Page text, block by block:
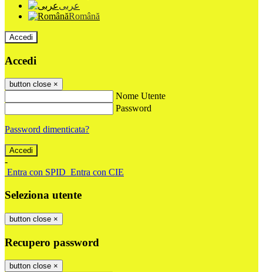
عربى
Română
Accedi
Accedi
button close ×
Nome Utente
Password
Password dimenticata?
-
Entra con SPID Entra con CIE
Seleziona utente
button close ×
Recupero password
button close ×